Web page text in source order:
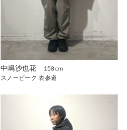
中嶋沙也花
158cm
スノーピーク 表参道